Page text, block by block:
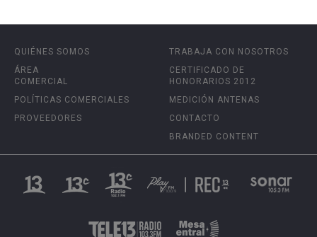
QUIÉNES SOMOS
ÁREA
COMERCIAL
POLÍTICAS COMERCIALES
PROVEEDORES
TRABAJA CON NOSOTROS
CERTIFICADO DE
HONORARIOS 2012
MEDICIÓN ANTENAS
CONTACTO
BRANDED CONTENT